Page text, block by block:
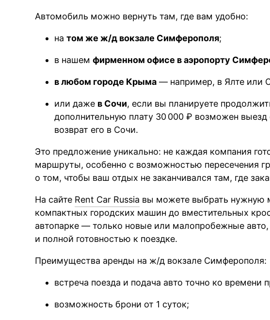
Автомобиль можно вернуть там, где вам удобно:
натом же ж/д вокзале Симферополя;
в нашемфирменном офисе в аэропорту
в любом городе Крыма — например, в Ялте или
или даже в Сочи, если вы планируете
дополнительную плату 30 000 ₽ возможен
возврат его в Сочи.
Это предложение уникально: не каждая компания
маршруты, особенно с возможностью пересечения
о том, чтобы ваш отдых не заканчивался там, где
На сайте Rent Car Russia вы можете выбрать нужную
компактных городских машин до вместительных
автопарке — только новые или малопробежные
и полной готовностью к поездке.
Преимущества аренды на ж/д вокзале Симферополя:
встреча поезда и подача авто точно ко времени
возможность брони от 1 суток;